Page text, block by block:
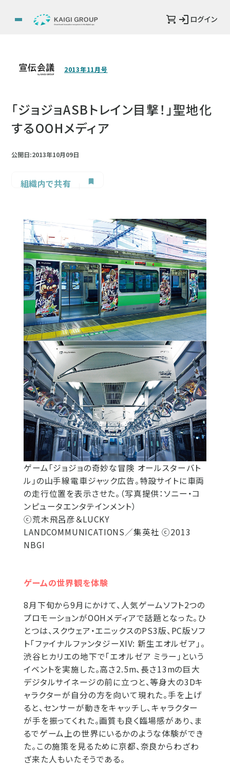
ログイン
2013年11月号
「ジョジョASBトレイン目撃！」聖地化
するOOHメディア
公開日:2013年10月09日
組織内で共有
ゲーム「ジョジョの奇妙な冒険 オールスターバト
ル」の山手線電車ジャック広告。特設サイトに車両
の走行位置を表示させた。（写真提供：ソニー・コ
ンピュータエンタテインメント）
ⓒ荒木飛呂彦＆LUCKY
LANDCOMMUNICATIONS／集英社 ⓒ2013
NBGI
ゲームの世界観を体験
8月下旬から9月にかけて、人気ゲームソフト2つの
プロモーションがOOHメディアで話題となった。ひ
とつは、スクウェア・エニックスのPS3版、PC版ソフ
ト「ファイナルファンタジーXIV: 新生エオルゼア」。
渋谷ヒカリエの地下で「エオルゼア ミラー」という
イベントを実施した。高さ2.5m、長さ13mの巨大
デジタルサイネージの前に立つと、等身大の3Dキ
ャラクターが自分の方を向いて現れた。手を上げ
ると、センサーが動きをキャッチし、キャラクター
が手を振ってくれた。画質も良く臨場感があり、ま
るでゲーム上の世界にいるかのような体験ができ
た。この施策を見るために京都、奈良からわざわ
ざ来た人もいたそうである。